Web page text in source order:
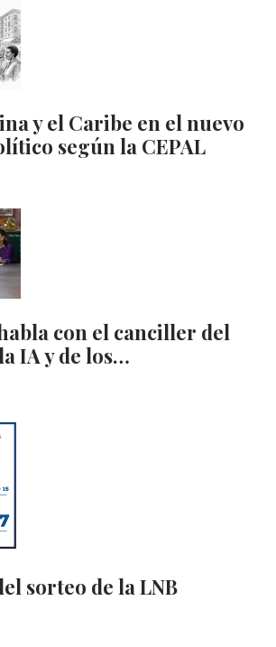
y el Caribe en el nuevo
según la CEPAL
con el canciller del
IA y de los…
sorteo de la LNB